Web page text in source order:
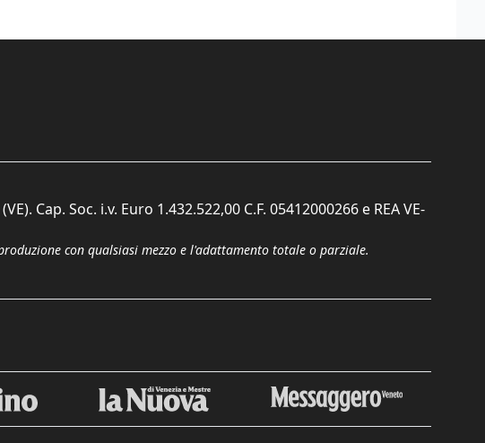
Cap. Soc. i.v. Euro 1.432.522,00 C.F. 05412000266 e REA VE-
con qualsiasi mezzo e l'adattamento totale o parziale.